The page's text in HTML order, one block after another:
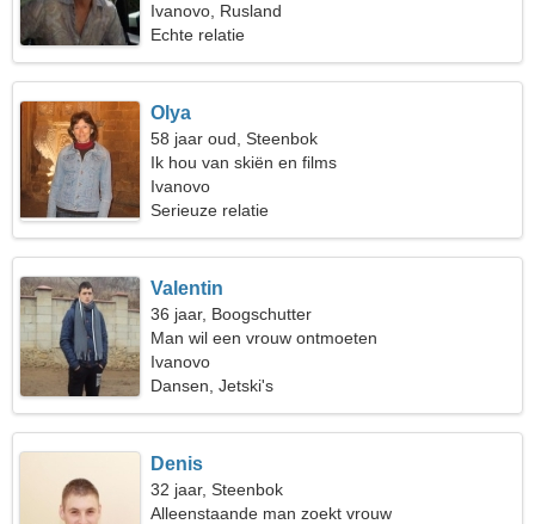
Ivanovo, Rusland
Echte relatie
Olya
58 jaar oud, Steenbok
Ik hou van skiën en films
Ivanovo
Serieuze relatie
Valentin
36 jaar, Boogschutter
Man wil een vrouw ontmoeten
Ivanovo
Dansen, Jetski's
Denis
32 jaar, Steenbok
Alleenstaande man zoekt vrouw